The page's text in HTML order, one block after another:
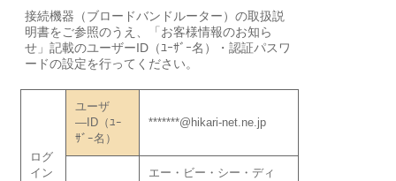
接続機器（ブロードバンドルーター）の取扱説
明書をご参照のうえ、「お客様情報のお知ら
せ」記載のユーザーID（ﾕｰｻﾞｰ名）・認証パスワ
ードの設定を行ってください。
ログ
イン
ユーザ
―ID（ﾕｰ
ｻﾞｰ名）
*******@hikari-net.ne.jp
エー・ビー・シー・ディ